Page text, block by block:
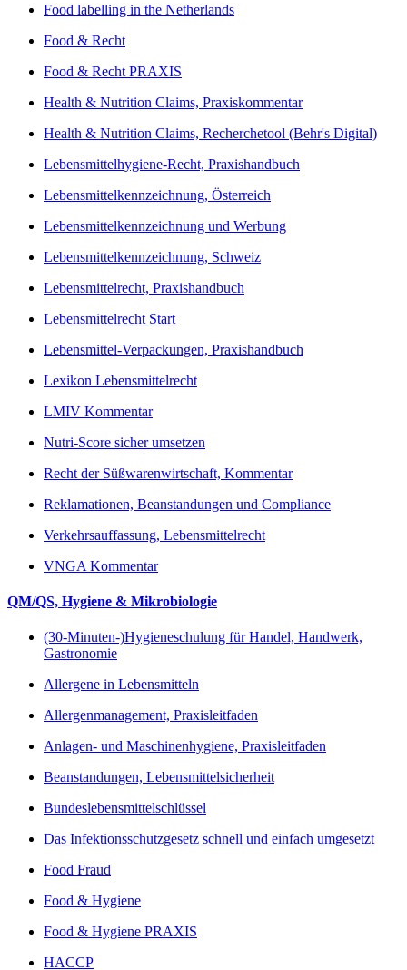
Food labelling in the Netherlands
Food & Recht
Food & Recht PRAXIS
Health & Nutrition Claims, Praxiskommentar
Health & Nutrition Claims, Recherchetool (Behr's Digital)
Lebensmittelhygiene-Recht, Praxishandbuch
Lebensmittelkennzeichnung, Österreich
Lebensmittelkennzeichnung und Werbung
Lebensmittelkennzeichnung, Schweiz
Lebensmittelrecht, Praxishandbuch
Lebensmittelrecht Start
Lebensmittel-Verpackungen, Praxishandbuch
Lexikon Lebensmittelrecht
LMIV Kommentar
Nutri-Score sicher umsetzen
Recht der Süßwarenwirtschaft, Kommentar
Reklamationen, Beanstandungen und Compliance
Verkehrsauffassung, Lebensmittelrecht
VNGA Kommentar
QM/QS, Hygiene & Mikrobiologie
(30-Minuten-)Hygieneschulung für Handel, Handwerk,
Gastronomie
Allergene in Lebensmitteln
Allergenmanagement, Praxisleitfaden
Anlagen- und Maschinenhygiene, Praxisleitfaden
Beanstandungen, Lebensmittelsicherheit
Bundeslebensmittelschlüssel
Das Infektionsschutzgesetz schnell und einfach umgesetzt
Food Fraud
Food & Hygiene
Food & Hygiene PRAXIS
HACCP